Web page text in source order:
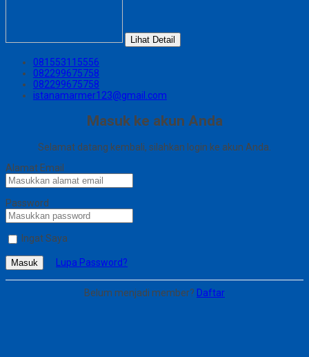
Lihat Detail
081553115556
082299675758
082299675758
istanamarmer123@gmail.com
Masuk ke akun Anda
Selamat datang kembali, silahkan login ke akun Anda.
Alamat Email
Password
Ingat Saya
Masuk Lupa Password?
Belum menjadi member? Daftar